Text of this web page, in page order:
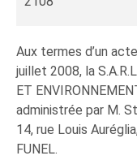
Aux termes d’un
juillet 2008, la
ET
administrée par M.
14, rue Louis
FUNEL.